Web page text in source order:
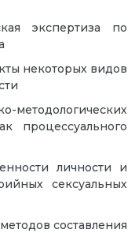
экспертиза по
некоторых видов
методологических
процессуального
личности и
сексуальных
составления